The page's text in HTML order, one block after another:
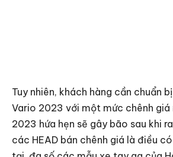
Tuy nhiên, khách hàng cần chuẩn
Vario 2023 với một mức chênh giá
2023 hứa hẹn sẽ gây bão sau khi
các HEAD bán chênh giá là điều